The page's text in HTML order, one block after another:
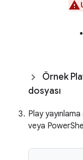
Örnek
dosyası
Play
veya